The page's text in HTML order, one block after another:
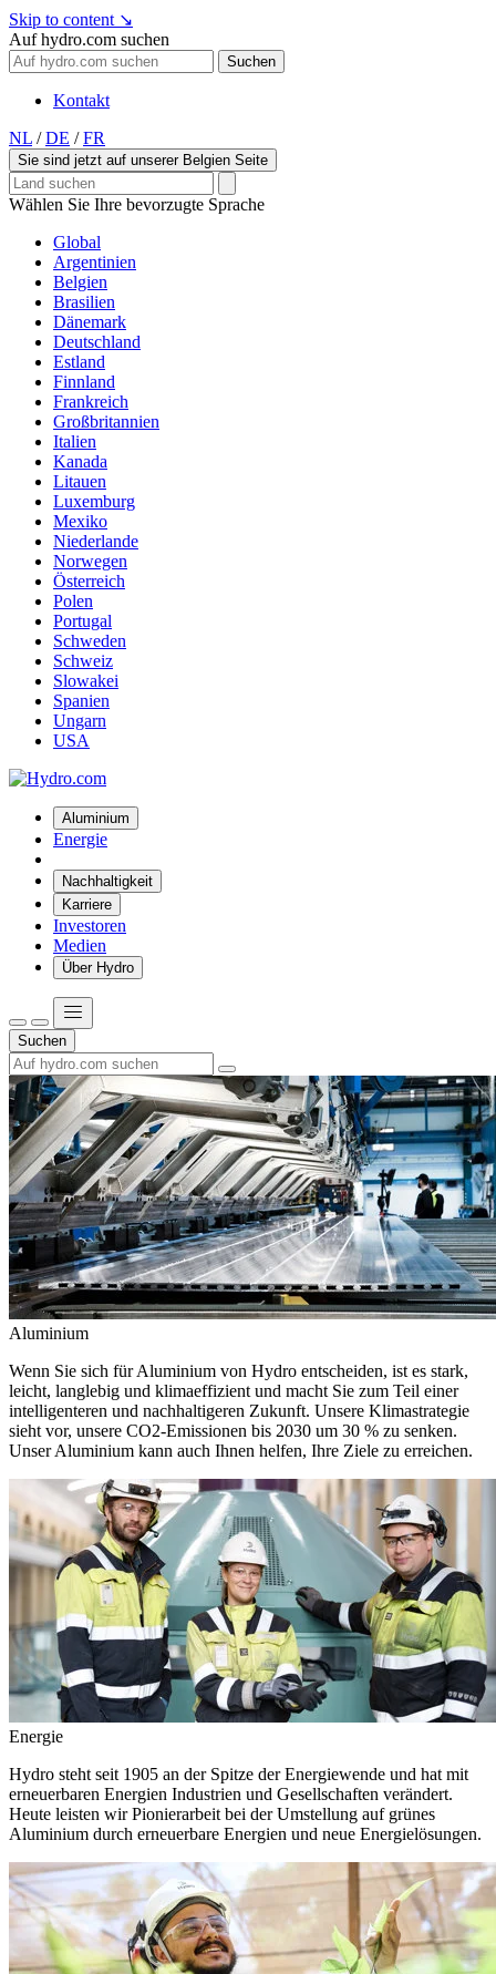
Skip to content ↘
Auf hydro.com suchen
Suchen
Kontakt
NL / DE / FR
Sie sind jetzt auf unserer Belgien Seite
Wählen Sie Ihre bevorzugte Sprache
Global
Argentinien
Belgien
Brasilien
Dänemark
Deutschland
Estland
Finnland
Frankreich
Großbritannien
Italien
Kanada
Litauen
Luxemburg
Mexiko
Niederlande
Norwegen
Österreich
Polen
Portugal
Schweden
Schweiz
Slowakei
Spanien
Ungarn
USA
Aluminium
Energie
Nachhaltigkeit
Karriere
Investoren
Medien
Über Hydro
Suchen
Aluminium
Wenn Sie sich für Aluminium von Hydro entscheiden, ist es stark,
leicht, langlebig und klimaeffizient und macht Sie zum Teil einer
intelligenteren und nachhaltigeren Zukunft. Unsere Klimastrategie
sieht vor, unsere CO2-Emissionen bis 2030 um 30 % zu senken.
Unser Aluminium kann auch Ihnen helfen, Ihre Ziele zu erreichen.
Energie
Hydro steht seit 1905 an der Spitze der Energiewende und hat mit
erneuerbaren Energien Industrien und Gesellschaften verändert.
Heute leisten wir Pionierarbeit bei der Umstellung auf grünes
Aluminium durch erneuerbare Energien und neue Energielösungen.